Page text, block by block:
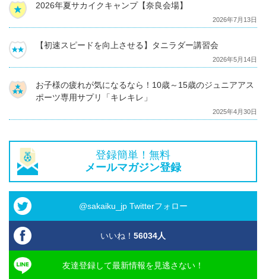
2026年夏サカイクキャンプ【奈良会場】
2026年7月13日
【初速スピードを向上させる】タニラダー講習会
2026年5月14日
お子様の疲れが気になるなら！10歳～15歳のジュニアアス
ポーツ専用サプリ「キレキレ」
2025年4月30日
登録簡単！無料
メールマガジン登録
@sakaiku_jp Twitterフォロー
いいね！ 56034人
友達登録して最新情報を見逃さない！